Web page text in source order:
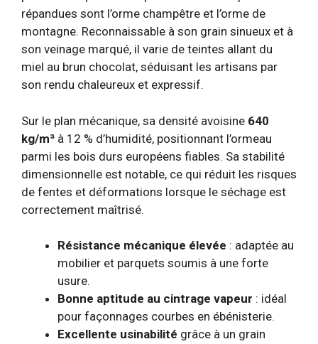
répandues sont l’orme champêtre et l’orme de
montagne. Reconnaissable à son grain sinueux et à
son veinage marqué, il varie de teintes allant du
miel au brun chocolat, séduisant les artisans par
son rendu chaleureux et expressif.
Sur le plan mécanique, sa densité avoisine 640
kg/m³ à 12 % d’humidité, positionnant l’ormeau
parmi les bois durs européens fiables. Sa stabilité
dimensionnelle est notable, ce qui réduit les risques
de fentes et déformations lorsque le séchage est
correctement maîtrisé.
Résistance mécanique élevée : adaptée au
mobilier et parquets soumis à une forte
usure.
Bonne aptitude au cintrage vapeur : idéal
pour façonnages courbes en ébénisterie.
Excellente usinabilité grâce à un grain